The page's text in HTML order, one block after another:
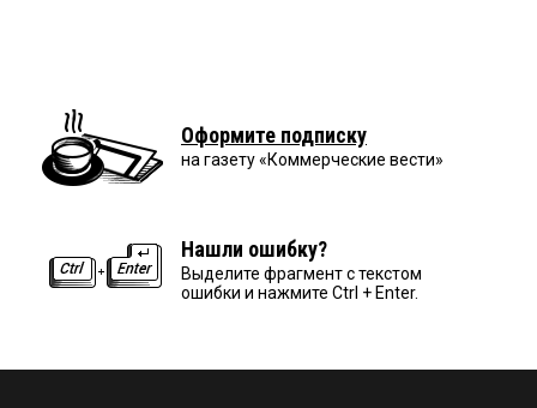
Оформите подписку
на газету «Коммерческие вести»
Нашли ошибку?
Выделите фрагмент с текстом
ошибки и нажмите Ctrl + Enter.